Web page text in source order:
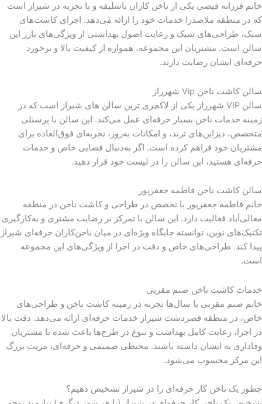
خانم فرزانه فیضی یکی از ناخن کاران باسلیقه و با تجربه در شیراز است
که در منطقه ملاصدرا خدمات خود را ارائه می‌دهد. اجرای کاشت‌های
سبک، طراحی‌های شیک و رعایت اصول بهداشتی از ویژگی‌های بارز این
سالن است. مشتریان این مجموعه، همواره از کیفیت بالا و برخورد
حرفه‌ای ایشان رضایت دارند.
سالن کاشت ناخن Vip شهرراز
سالن VIP شهرراز یکی از لاکچری ترین سالن های شیراز است که در
زمینه خدمات ناخن بسیار حرفه‌ای عمل می‌کند. این سالن با پرسنلی
متخصص، دیزاین‌های ترند، و امکانات به‌روز، تجربه‌ای فوق‌العاده برای
مشتریان خود فراهم کرده است. اگر به‌دنبال فضایی خاص و خدمات
حرفه‌ای هستید، این سالن را در لیست خود قرار دهید.
سالن کاشت ناخن فاطمه جعفرپور
خانم فاطمه جعفرپور با تخصص در طراحی و کاشت ناخن در منطقه
معالی‌آباد فعالیت دارد. این سالن با تمرکز بر رضایت مشتری و به‌کارگیری
تکنیک‌های نوین، توانسته جایگاه ویژه‌ای در میان ناخن‌کاران حرفه‌ای شیراز
پیدا کند. طراحی‌های خاص و دقت در اجرا از ویژگی‌های این مجموعه
است.
خدمات کاشت ناخن صنم مقربی
خانم صنم مقربی با سال‌ها تجربه در زمینه کاشت ناخن و طراحی‌های
خاص، در منطقه قصردشت شیراز خدمات حرفه‌ای ارائه می‌دهد. دقت بالا
در اجرا، رعایت کامل بهداشت و تنوع در طرح‌ها باعث شده تا مشتریان
وفاداری به ایشان داشته باشند. محیطی صمیمی و حرفه‌ای، مزیت بزرگ
این مرکز محسوب می‌شود.
چطور یک ناخن کار حرفه‌ای را در شیراز تشخیص دهیم؟